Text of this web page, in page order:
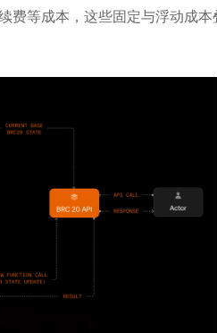
费等成本，这些固定与浮动成